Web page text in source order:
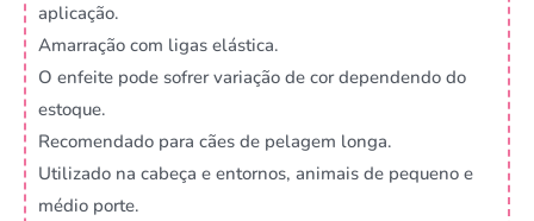
aplicação.
Amarração com ligas elástica.
O enfeite pode sofrer variação de cor dependendo do
estoque.
Recomendado para cães de pelagem longa.
Utilizado na cabeça e entornos, animais de pequeno e
médio porte.